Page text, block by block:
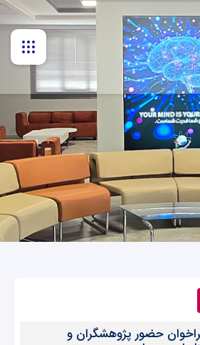
حضور پژوهشگران و